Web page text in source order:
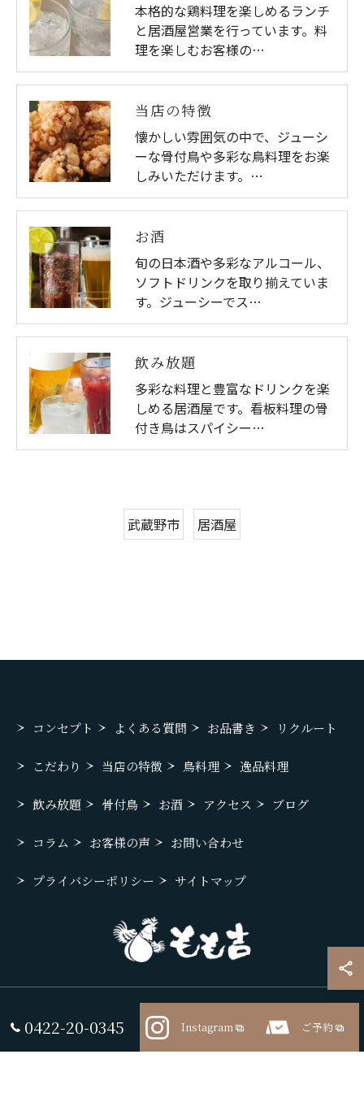
本格的な鶏料理を楽しめるランチ
と居酒屋営業を行っています。料
理を楽しむお客様の…
当店の特徴
懐かしい雰囲気の中で、ジューシ
ーな骨付鳥や多彩な鳥料理をお楽
しみいただけます。…
お酒
旬の日本酒や多彩なアルコール、
ソフトドリンクを取り揃えていま
す。ジューシーでス…
飲み放題
多彩な料理と豊富なドリンクを楽
しめる居酒屋です。看板料理の骨
付き鳥はスパイシー…
武蔵野市 居酒屋
0422-20-0345 Instagram ご予約
コンセプト よくある質問 お品書き リクルート
こだわり 当店の特徴 鳥料理 逸品料理
飲み放題 骨付鳥 お酒 アクセス ブログ
コラム お客様の声 お問い合わせ
プライバシーポリシー サイトマップ
© 2026 東京都武蔵野市の居酒屋ならもも吉 ALL RIGHTS RESERVED.